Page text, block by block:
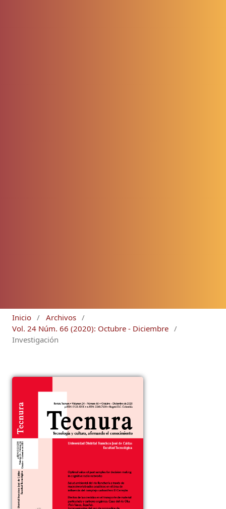
Inicio / Archivos /
Vol. 24 Núm. 66 (2020): Octubre - Diciembre /
Investigación